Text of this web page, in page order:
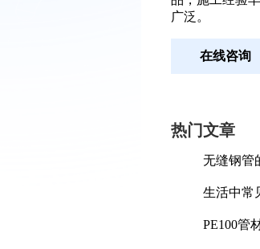
广泛。
在线咨询
热门文章
无缝钢管
生活中常
PE100管